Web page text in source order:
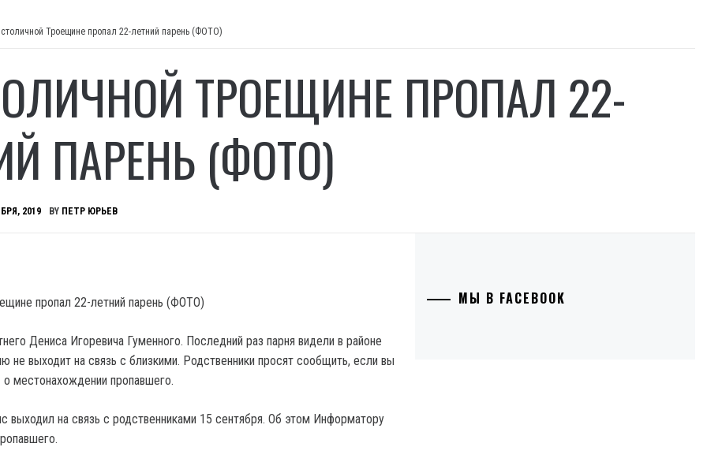
Троещине пропал 22-летний парень (ФОТО)
ТРОЕЩИНЕ ПРОПАЛ 22-
ПАРЕНЬ (ФОТО)
2019 BY ПЕТР ЮРЬЕВ
Дениса Игоревича Гуменного. Последний раз парня видели в районе
не выходит на связь с близкими. Родственники просят сообщить, если вы
местонахождении пропавшего.
выходил на связь с родственниками 15 сентября. Об этом Информатору
МЫ В FACEBOOK